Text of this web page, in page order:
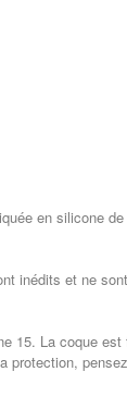
en silicone
inédits et ne
15. La coque